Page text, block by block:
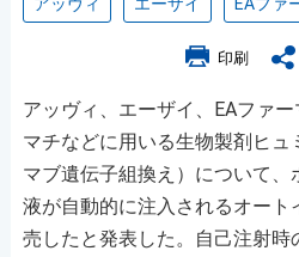
印刷
アッヴィ、エーザイ、EAファ
マチなどに用いる生物製剤ヒュ
マブ遺伝子組換え）について
液が自動的に注入されるオート
売したと発表した。自己注射時